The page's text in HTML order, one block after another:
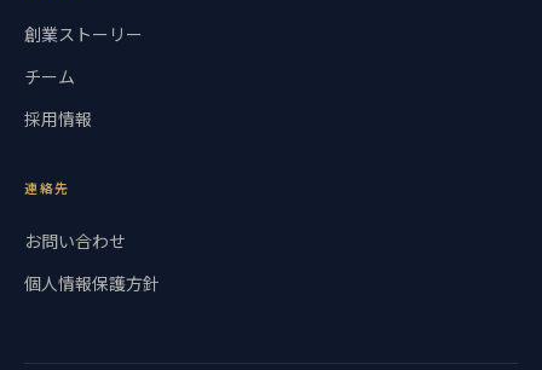
創業ストーリー
チーム
採用情報
連絡先
お問い合わせ
個人情報保護方針